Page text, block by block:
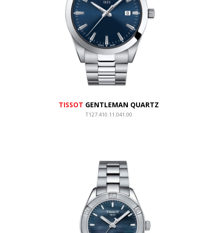
TISSOT GENTLEMAN QUARTZ
T127.410.11.041.00